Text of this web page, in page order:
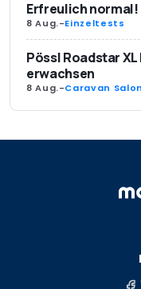
Erfreulich normal!
8 Aug.-Einzeltests
Pössl Roadstar
erwachsen
8 Aug.-Caravan Salon